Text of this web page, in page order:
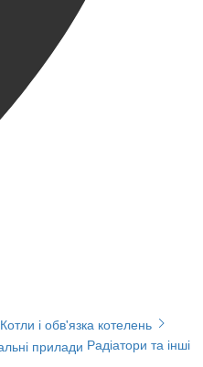
Котли і обв'язка котелень
Радіатори та інші